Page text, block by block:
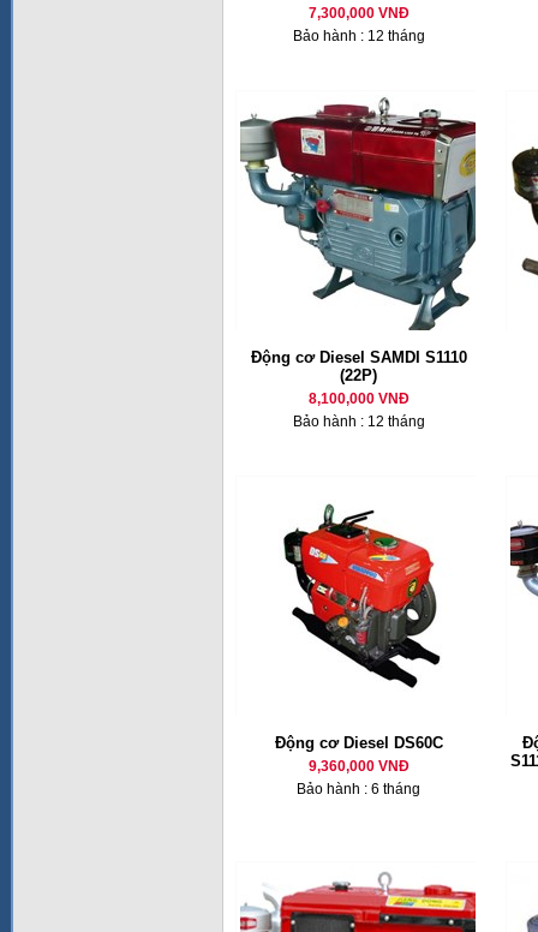
7,300,000 VNĐ
Bảo hành : 12 tháng
Động cơ Diesel SAMDI S1110
(22P)
8,100,000 VNĐ
Bảo hành : 12 tháng
Động cơ Diesel DS60C
9,360,000 VNĐ
Bảo hành : 6 tháng